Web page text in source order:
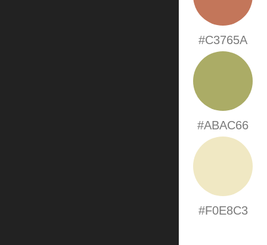
#C3765A
#ABAC66
#F0E8C3